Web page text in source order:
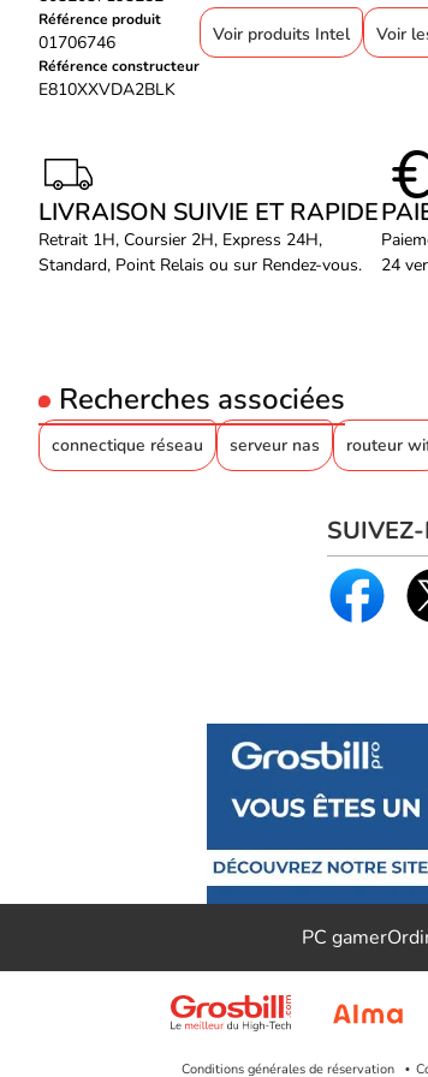
Référence produit
01706746
Référence constructeur
E810XXVDA2BLK
Voir produits Intel Voir
LIVRAISON SUIVIE ET RAPIDE
Retrait 1H, Coursier 2H, Express 24H,
Standard, Point Relais ou sur Rendez-vous.
24
Recherches associées
connectique réseau serveur nas routeur
PC gamer
Conditions générales de réservation